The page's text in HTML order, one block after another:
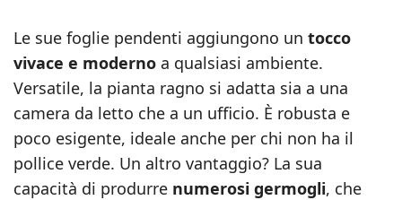
Le sue foglie pendenti aggiungono un tocco
vivace e moderno a qualsiasi ambiente.
Versatile, la pianta ragno si adatta sia a una
camera da letto che a un ufficio. È robusta e
poco esigente, ideale anche per chi non ha il
pollice verde. Un altro vantaggio? La sua
capacità di produrre numerosi germogli, che